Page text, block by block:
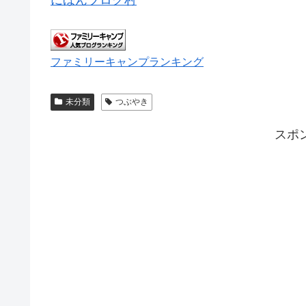
ファミリーキャンプランキング
未分類 つぶやき
スポ